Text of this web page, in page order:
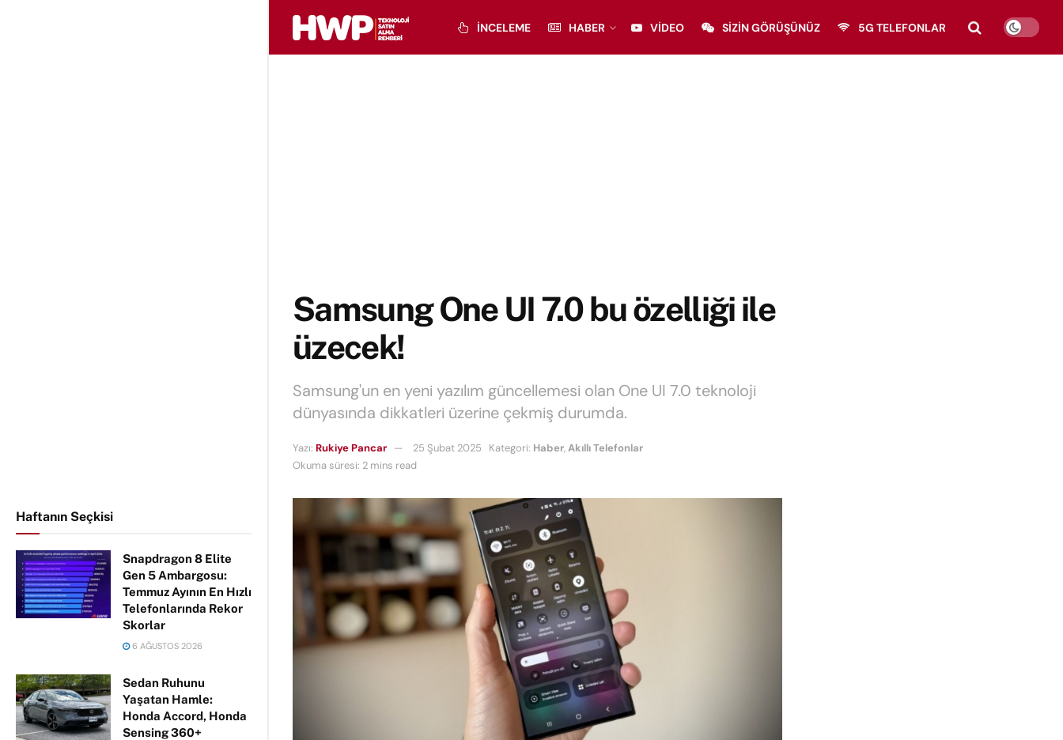
Haftanın Seçkisi
Snapdragon 8 Elite
Gen 5 Ambargosu:
Temmuz Ayının En Hızlı
Telefonlarında Rekor
Skorlar
6 AĞUSTOS 2026
Sedan Ruhunu
Yaşatan Hamle:
Honda Accord, Honda
Sensing 360+
İNCELEME HABER VIDEO SIZIN GÖRÜŞÜNÜZ 5G TELEFONLAR
Samsung One UI 7.0 bu özelliği ile
üzecek!
Samsung'un en yeni yazılım güncellemesi olan One UI 7.0 teknoloji
dünyasında dikkatleri üzerine çekmiş durumda.
Yazı: Rukiye Pancar 25 Şubat 2025 Kategori: Haber,Akıllı Telefonlar
Okuma süresi: 2 mins read